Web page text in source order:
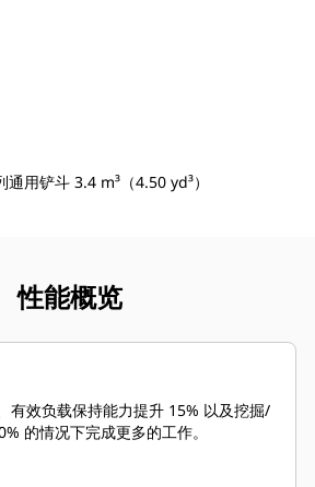
通用铲斗 3.4 m³（4.50 yd³）
性能概览
有效负载保持能力提升 15% 以及挖掘/
的情况下完成更多的工作。